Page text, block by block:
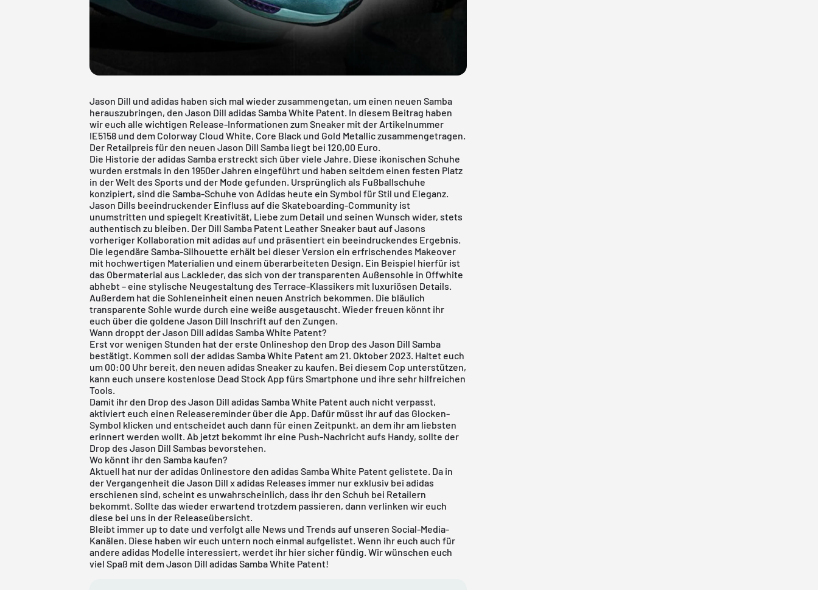
Jason Dill und adidas haben sich mal wieder zusammengetan, um einen neuen Samba
herauszubringen, den Jason Dill adidas Samba White Patent. In diesem Beitrag haben
wir euch alle wichtigen Release-Informationen zum Sneaker mit der Artikelnummer
IE5158 und dem Colorway Cloud White, Core Black und Gold Metallic zusammengetragen.
Der Retailpreis für den neuen Jason Dill Samba liegt bei 120,00 Euro.
Die Historie deradidas Samba erstreckt sich über viele Jahre. Diese ikonischen Schuhe
wurden erstmals in den 1950er Jahren eingeführt und haben seitdem einen festen Platz
in der Welt des Sports und der Mode gefunden. Ursprünglich als Fußballschuhe
konzipiert, sind die Samba-Schuhe von Adidas heute ein Symbol für Stil und Eleganz.
Jason Dills beeindruckender Einfluss auf die Skateboarding-Community ist
unumstritten und spiegelt Kreativität, Liebe zum Detail und seinen Wunsch wider, stets
authentisch zu bleiben. Der Dill Samba Patent Leather Sneaker baut auf Jasons
vorheriger Kollaboration mit adidas auf und präsentiert ein beeindruckendes Ergebnis.
Die legendäre Samba-Silhouette erhält bei dieser Version ein erfrischendes Makeover
mit hochwertigen Materialien und einem überarbeiteten Design. Ein Beispiel hierfür ist
das Obermaterial aus Lackleder, das sich von der transparenten Außensohle in Offwhite
abhebt – eine stylische Neugestaltung des Terrace-Klassikers mit luxuriösen Details.
Außerdem hat die Sohleneinheit einen neuen Anstrich bekommen. Die bläulich
transparente Sohle wurde durch eine weiße ausgetauscht. Wieder freuen könnt ihr
euch über die goldene Jason Dill Inschrift auf den Zungen.
Wann droppt der Jason Dill adidas Samba White Patent?
Erst vor wenigen Stunden hat der erste Onlineshop den Drop des Jason Dill Samba
bestätigt. Kommen soll der adidas Samba White Patent am 21. Oktober 2023. Haltet euch
um 00:00 Uhr bereit, den neuen adidas Sneaker zu kaufen. Bei diesem Cop unterstützen,
kann euch unsere kostenlose Dead Stock App fürs Smartphone und ihre sehr hilfreichen
Tools.
Damit ihr den Drop des Jason Dill adidas Samba White Patent auch nicht verpasst,
aktiviert euch einen Releasereminder über die App. Dafür müsst ihr auf das Glocken-
Symbol klicken und entscheidet auch dann für einen Zeitpunkt, an dem ihr am liebsten
erinnert werden wollt. Ab jetzt bekommt ihr eine Push-Nachricht aufs Handy, sollte der
Drop des Jason Dill Sambas bevorstehen.
Wo könnt ihr den Samba kaufen?
Aktuell hat nur der adidas Onlinestore den adidas Samba White Patent gelistete. Da in
der Vergangenheit die Jason Dill x adidas Releases immer nur exklusiv bei adidas
erschienen sind, scheint es unwahrscheinlich, dass ihr den Schuh bei Retailern
bekommt. Sollte das wieder erwartend trotzdem passieren, dann verlinken wir euch
diese bei uns in der Releaseübersicht
Bleibt immer up to date und verfolgt alle News und Trends auf unseren Social-Media-
Kanälen. Diese haben wir euch untern noch einmal aufgelistet. Wenn ihr euch auch für
andereadidas Modelle interessiert, werdet ihr hiersicher fündig. Wir wünschen euch
viel Spaß mit dem Jason Dill adidas Samba White Patent!